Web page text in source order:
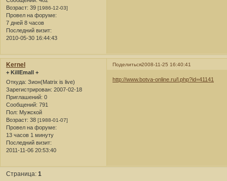
Возраст: 39 [1986-12-03]
Провел на форуме:
7 дней 8 часов
Последний визит:
2010-05-30 16:44:43
Поделиться2008-11-25 16:40:41
Kernel
+ KillEmall +
Откуда: Зион(Matrix is live)
Зарегистрирован: 2007-02-18
Приглашений: 0
Сообщений: 791
Пол: Мужской
Возраст: 38 [1988-01-07]
Провел на форуме:
13 часов 1 минуту
Последний визит:
2011-11-06 20:53:40
http://www.botva-online.ru/l.php?id=41141
Страница:1